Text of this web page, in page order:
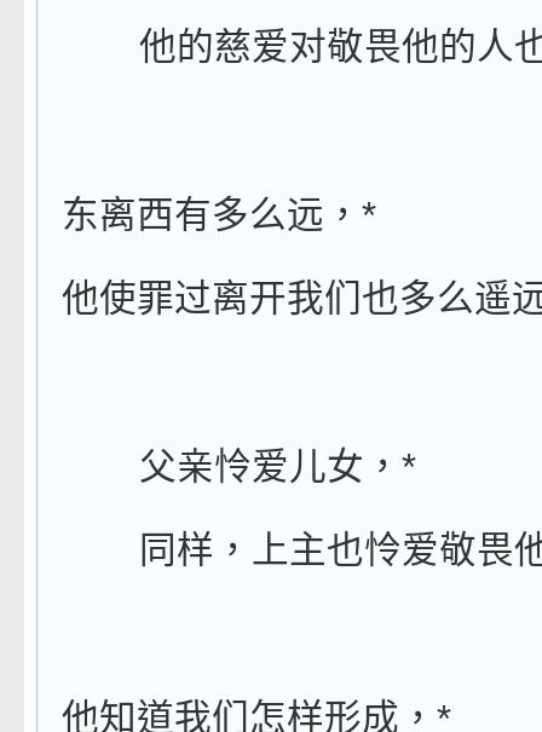
他的慈爱对敬畏他的人
东离西有多么远， *
他使罪过离开我们也多么遥
父亲怜爱儿女， *
同样，上主也怜爱敬畏
他知道我们怎样形成， *